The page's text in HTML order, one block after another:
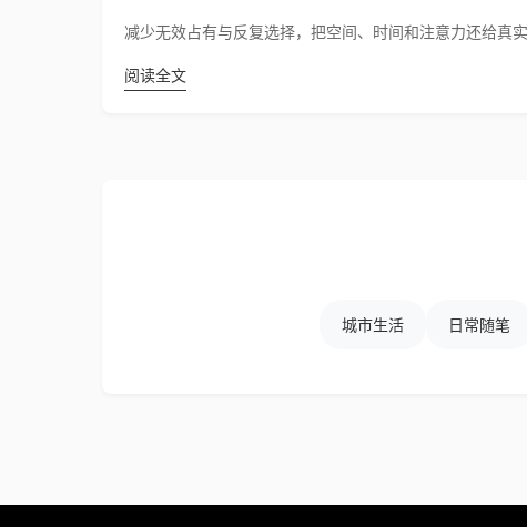
减少无效占有与反复选择，把空间、时间和注意力还给真实
阅读全文
城市生活 日常随笔